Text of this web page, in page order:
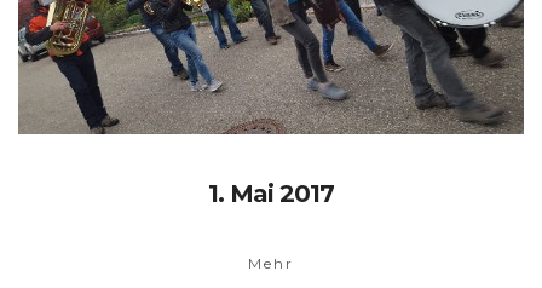
1. Mai 2017
Mehr